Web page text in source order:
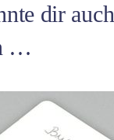
dir auch
…